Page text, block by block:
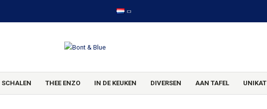
SCHALEN THEE ENZO IN DE KEUKEN DIVERSEN AAN TAFEL UNIKAT